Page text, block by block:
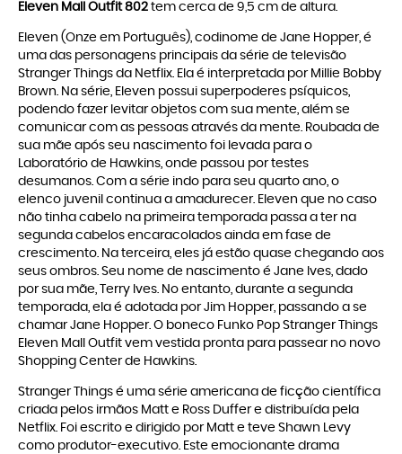
Eleven Mall Outfit 802 tem cerca de 9,5 cm de altura.
Eleven (Onze em Português), codinome de Jane Hopper, é
uma das personagens principais da série de televisão
Stranger Things da Netflix. Ela é interpretada por Millie Bobby
Brown. Na série, Eleven possui superpoderes psíquicos,
podendo fazer levitar objetos com sua mente, além se
comunicar com as pessoas através da mente. Roubada de
sua mãe após seu nascimento foi levada para o
Laboratório de Hawkins, onde passou por testes
desumanos. Com a série indo para seu quarto ano, o
elenco juvenil continua a amadurecer. Eleven que no caso
não tinha cabelo na primeira temporada passa a ter na
segunda cabelos encaracolados ainda em fase de
crescimento. Na terceira, eles já estão quase chegando aos
seus ombros. Seu nome de nascimento é Jane Ives, dado
por sua mãe, Terry Ives. No entanto, durante a segunda
temporada, ela é adotada por Jim Hopper, passando a se
chamar Jane Hopper. O boneco Funko Pop Stranger Things
Eleven Mall Outfit vem vestida pronta para passear no novo
Shopping Center de Hawkins.
Stranger Things é uma série americana de ficção científica
criada pelos irmãos Matt e Ross Duffer e distribuída pela
Netflix. Foi escrito e dirigido por Matt e teve Shawn Levy
como produtor-executivo. Este emocionante drama